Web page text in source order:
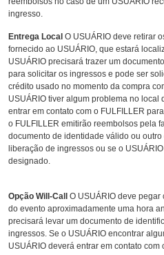
ingresso.
Entrega Local O USUÁRIO deve retirar
fornecido ao USUÁRIO, que estará
USUÁRIO precisará trazer um
para solicitar os ingressos e pode ser
crédito usado no momento da compra
USUÁRIO tiver algum problema no local
entrar em contato com o FULFILLER
o FULFILLER emitirão reembolsos pela
documento de identidade válido ou
liberação de ingressos ou se o
designado.
Opção Will-Call
O USUÁRIO deve
do evento aproximadamente uma hora
precisará levar um documento de
ingressos. Se o USUÁRIO encontrar
USUÁRIO deverá entrar em contato